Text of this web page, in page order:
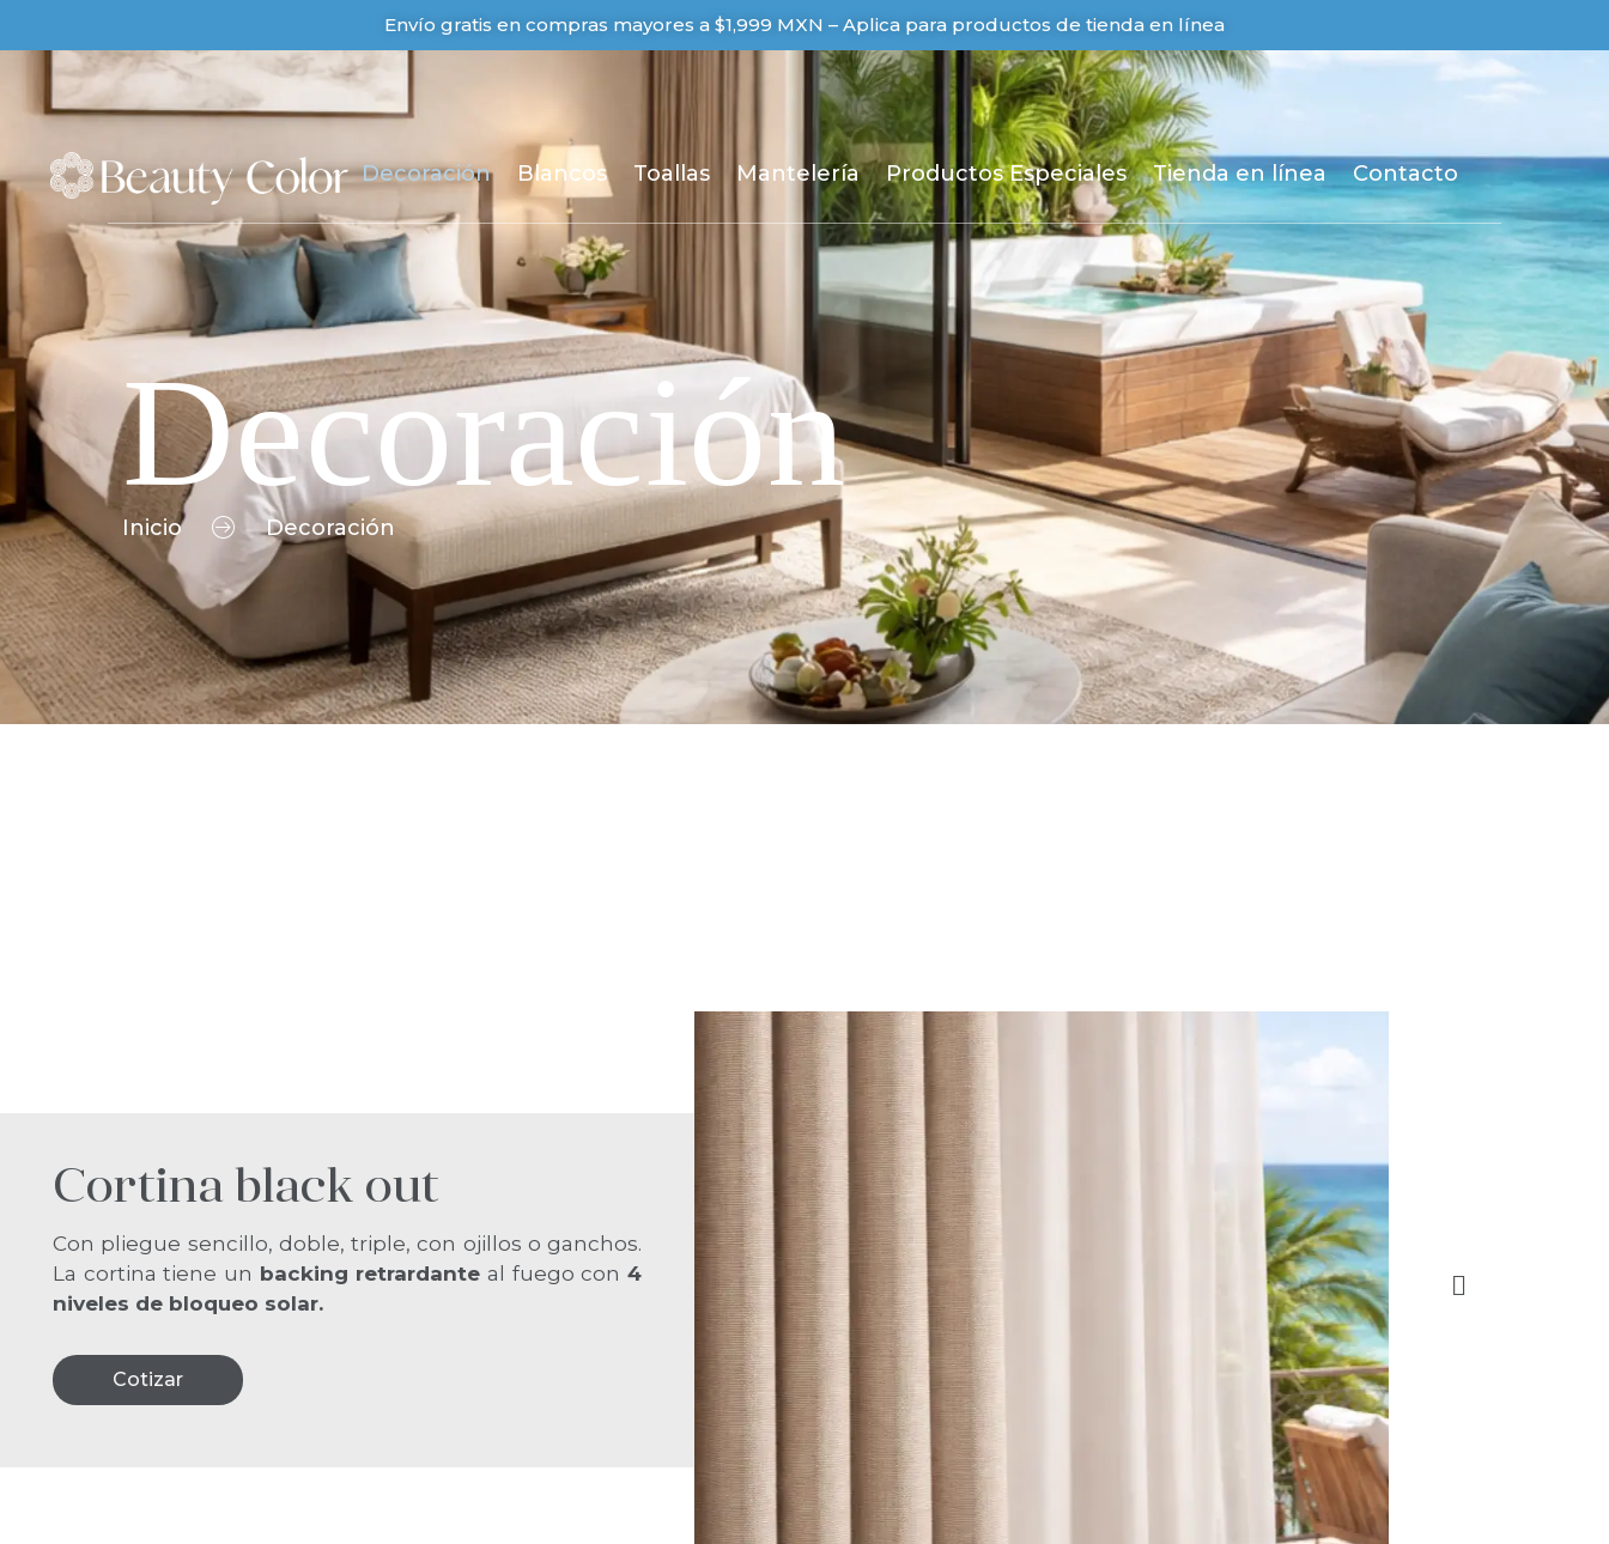
Envío gratis en compras mayores a $1,999 MXN – Aplica para productos de tienda en línea
Decoración Blancos Toallas Mantelería Productos Especiales Tienda en línea Contacto
Decoración
Inicio Decoración
Cortinero recto
Cortinero recto calidad hotelera con riel de aluminio
color blanco contamos. con correderas, carros, topes y
bastones de fibra de vidrio. Sus principales
Cotizar